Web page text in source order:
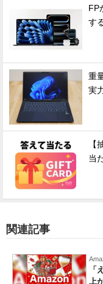
FP
す
重
実
【
当
関連記事
「
上